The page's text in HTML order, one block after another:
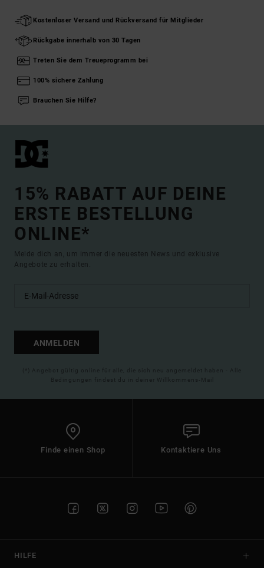
Kostenloser Versand und Rückversand für Mitglieder
Rückgabe innerhalb von 30 Tagen
Treten Sie dem Treueprogramm bei
100% sichere Zahlung
Brauchen Sie Hilfe?
15% RABATT AUF DEINE
ERSTE BESTELLUNG
ONLINE*
Melde dich an, um immer die neuesten News und exklusive
Angebote zu erhalten.
ANMELDEN
(*) Angebot gültig online für alle, die sich neu angemeldet haben - Alle
Bedingungen findest du in deiner Willkommens-Mail
Finde einen Shop Kontaktiere Uns
HILFE